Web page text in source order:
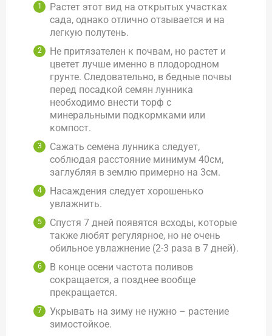
Растет этот вид на открытых участках
сада, однако отлично отзывается и на
легкую полутень.
Не притязателен к почвам, но растет и
цветет лучше именно в плодородном
грунте. Следовательно, в бедные почвы
перед посадкой семян лунника
необходимо внести торф с
минеральными подкормками или
компост.
Сажать семена лунника следует,
соблюдая расстояние минимум 40см,
заглубляя в землю примерно на 3см.
Насаждения следует хорошенько
увлажнить.
Спустя 7 дней появятся всходы, которые
также любят регулярное, но не очень
обильное увлажнение (2-3 раза в 7 дней).
В конце осени частота поливов
сокращается, а позднее вообще
прекращается.
Укрывать на зиму не нужно – растение
зимостойкое.